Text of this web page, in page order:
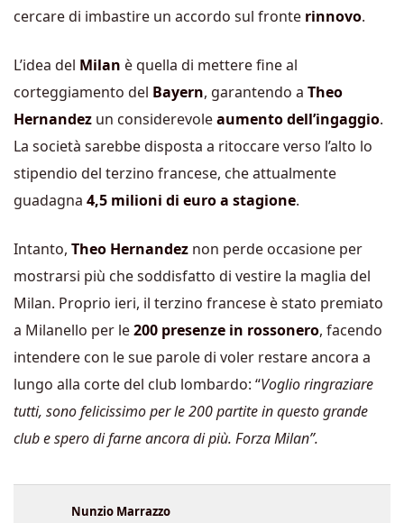
cercare di imbastire un accordo sul fronte rinnovo.
L’idea del Milan è quella di mettere fine al
corteggiamento del Bayern, garantendo a Theo
Hernandez un considerevoleaumento dell’ingaggio.
La società sarebbe disposta a ritoccareverso l’alto lo
stipendio del terzino francese, che attualmente
guadagna 4,5 milioni di euro a stagione.
Intanto, Theo Hernandez non perde occasione per
mostrarsi più che soddisfatto di vestire la maglia del
Milan. Proprio ieri, il terzino francese è stato premiato
a Milanello per le200 presenze in rossonero, facendo
intendere con le sue parole di voler restare ancora a
lungo alla corte del club lombardo: “Voglio ringraziare
tutti, sono felicissimo per le 200 partite in questo grande
club e spero di farne ancora di più. Forza Milan”.
Nunzio Marrazzo